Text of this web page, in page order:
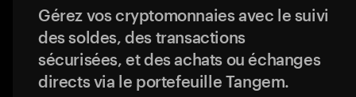
Gérez vos cryptomonnaies avec le suivi
des soldes, des transactions
sécurisées, et des achats ou échanges
directs via le portefeuille Tangem.